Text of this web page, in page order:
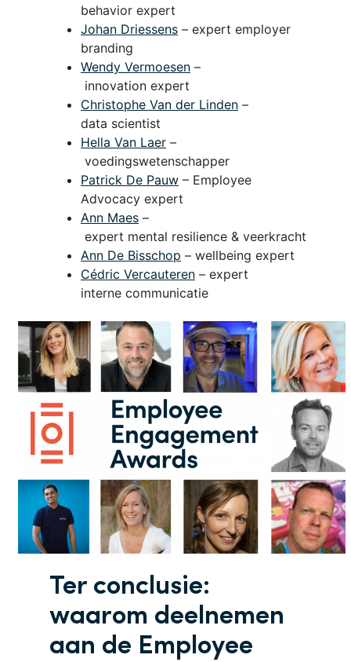
behavior expert
Johan Driessens – expert employer
branding
Wendy Vermoesen –
innovation expert
Christophe Van der Linden –
data scientist
Hella Van Laer –
voedingswetenschapper
Patrick De Pauw – Employee
Advocacy expert
Ann Maes –
expert mental resilience & veerkracht
Ann De Bisschop – wellbeing expert
Cédric Vercauteren – expert
interne communicatie
Ter conclusie:
waarom deelnemen
aan de Employee